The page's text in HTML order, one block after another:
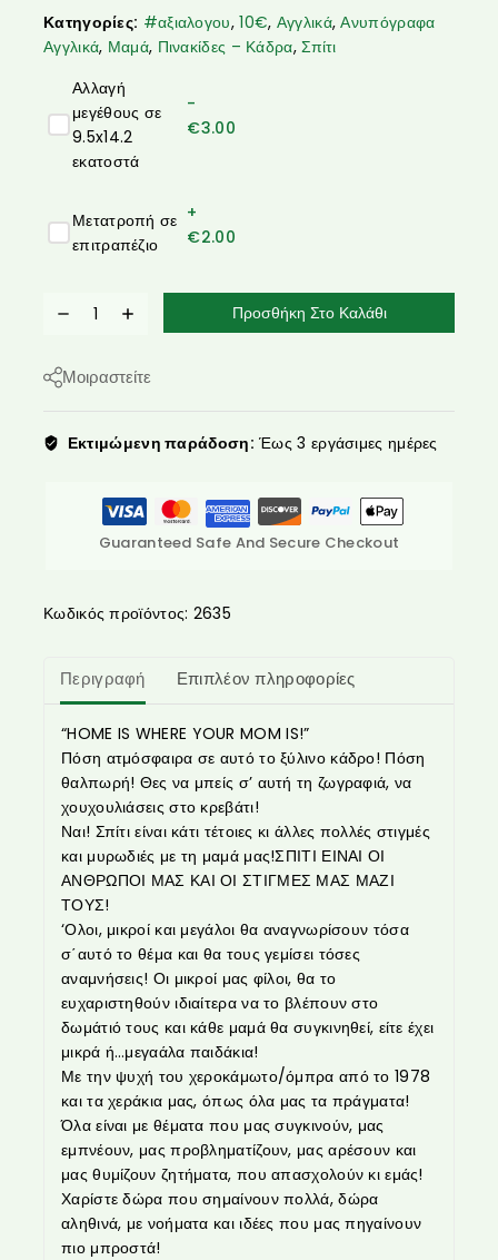
Κατηγορίες: #αξιαλογου,10€, Αγγλικά,Ανυπόγραφα
Αγγλικά, Μαμά, Πινακίδες – Κάδρα,Σπίτι
Αλλαγή
μεγέθους σε
9.5x14.2
εκατοστά
-
€3.00
Μετατροπή σε
επιτραπέζιο
+
€2.00
Προσθήκη Στο Καλάθι
Μοιραστείτε
Εκτιμώμενη παράδοση: Έως 3 εργάσιμες ημέρες
Guaranteed Safe And Secure Checkout
Κωδικός προϊόντος: 2635
Περιγραφή Επιπλέον πληροφορίες
“HOME IS WHERE YOUR MOM IS!”
Πόση ατμόσφαιρα σε αυτό το ξύλινο κάδρο! Πόση
θαλπωρή! Θες να μπείς σ’ αυτή τη ζωγραφιά, να
χουχουλιάσεις στο κρεβάτι!
Ναι! Σπίτι είναι κάτι τέτοιες κι άλλες πολλές στιγμές
και μυρωδιές με τη μαμά μας!ΣΠΙΤΙ ΕΙΝΑΙ ΟΙ
ΑΝΘΡΩΠΟΙ ΜΑΣ ΚΑΙ ΟΙ ΣΤΙΓΜΕΣ ΜΑΣ ΜΑΖΙ
ΤΟΥΣ!
‘Ολοι, μικροί και μεγάλοι θα αναγνωρίσουν τόσα
σ΄αυτό το θέμα και θα τους γεμίσει τόσες
αναμνήσεις! Οι μικροί μας φίλοι, θα το
ευχαριστηθούν ιδιαίτερα να το βλέπουν στο
δωμάτιό τους και κάθε μαμά θα συγκινηθεί, είτε έχει
μικρά ή…μεγαάλα παιδάκια!
Με την ψυχή του χεροκάμωτο/όμπρα από το 1978
και τα χεράκια μας, όπως όλα μας τα πράγματα!
Όλα είναι με θέματα που μας συγκινούν, μας
εμπνέουν, μας προβληματίζουν, μας αρέσουν και
μας θυμίζουν ζητήματα, που απασχολούν κι εμάς!
Χαρίστε δώρα που σημαίνουν πολλά, δώρα
αληθινά, με νοήματα και ιδέες που μας πηγαίνουν
πιο μπροστά!